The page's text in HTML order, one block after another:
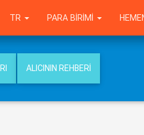
PARA BIRIMI
TR
ALICININ REHBERI